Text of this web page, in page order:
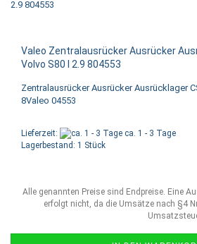
Valeo Zentralausrücker Ausrücker
Volvo S80 I 2.9 804553
Zentralausrücker Ausrücker Ausrücklager
8Valeo 04553
Lieferzeit:
ca. 1 - 3 Tage
Lagerbestand: 1 Stück
Alle genannten Preise sind Endpreise. Eine
erfolgt nicht, da die Umsätze nach §4